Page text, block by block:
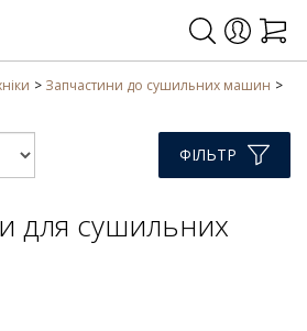
Запчастини до сушильних машин
ФІЛЬТР
для сушильних